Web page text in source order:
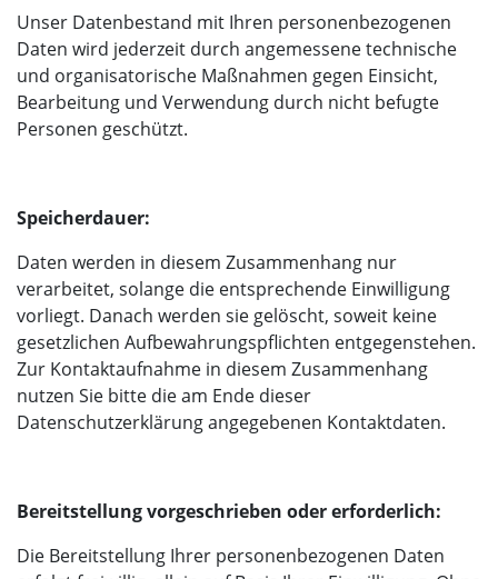
Unser Datenbestand mit Ihren personenbezogenen
Daten wird jederzeit durch angemessene technische
und organisatorische Maßnahmen gegen Einsicht,
Bearbeitung und Verwendung durch nicht befugte
Personen geschützt.
Speicherdauer:
Daten werden in diesem Zusammenhang nur
verarbeitet, solange die entsprechende Einwilligung
vorliegt. Danach werden sie gelöscht, soweit keine
gesetzlichen Aufbewahrungspflichten entgegenstehen.
Zur Kontaktaufnahme in diesem Zusammenhang
nutzen Sie bitte die am Ende dieser
Datenschutzerklärung angegebenen Kontaktdaten.
Bereitstellung vorgeschrieben oder erforderlich:
Die Bereitstellung Ihrer personenbezogenen Daten